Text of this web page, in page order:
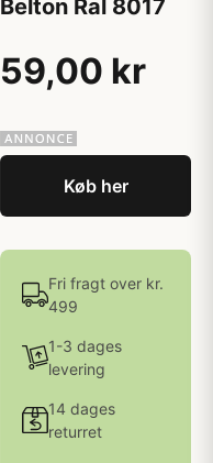
Belton Ral 8017
59,00 kr
Køb her
Fri fragt over kr.
499
1-3 dages
levering
14 dages
returret